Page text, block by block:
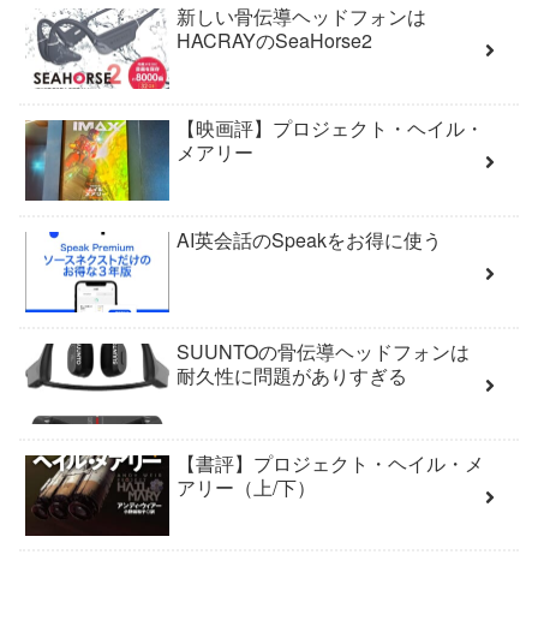
新しい骨伝導ヘッドフォンは
HACRAYのSeaHorse2
【映画評】プロジェクト・ヘイル・
メアリー
AI英会話のSpeakをお得に使う
SUUNTOの骨伝導ヘッドフォンは
耐久性に問題がありすぎる
【書評】プロジェクト・ヘイル・メ
アリー（上/下）